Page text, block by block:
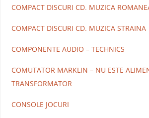
COMPACT DISCURI CD. MUZICA
COMPACT DISCURI CD. MUZICA STRAINA
COMPONENTE AUDIO – TECHNICS
COMUTATOR MARKLIN – NU ESTE
TRANSFORMATOR
CONSOLE JOCURI